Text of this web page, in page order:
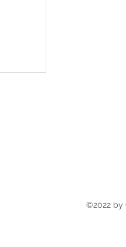
©2022 by